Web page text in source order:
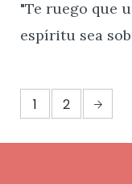
"Te ruego que
espíritu sea
1 2